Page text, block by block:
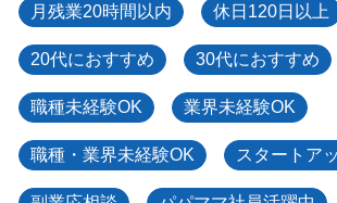
月残業20時間以内 休日120日以上
20代におすすめ 30代におすすめ
職種未経験OK 業界未経験OK
職種・業界未経験OK スタートア